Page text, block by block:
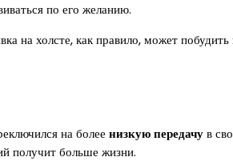
по его желанию.
на холсте, как правило, может побудить
на более низкую передачув
получит больше жизни.